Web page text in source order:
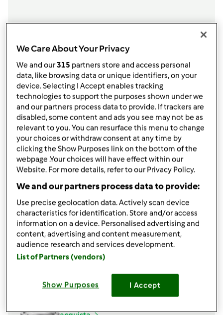
200g di farina di grano saraceno
120gdi farina di frumento,tipo 0
160gdi acqua
10gdi olio di oliva
Per il condimento e la cottura
200gdi formaggio Bitto,a tocchi
60gdi burro
4foglie di salvia
1cucchiainodi sale, + q.b.
250gdi patate,a dadini medi
300gdi verza,di cui 100g a striscioline
40gdi Grana Padano,grattugiato
Aggiungi alla lista della spesa
Accessori che ti serviranno
We Care About Your Privacy
We and our315 partners store and access personal
data, like browsing data or unique identifiers, on your
device. Selecting I Accept enables tracking
technologies to support the purposes shown under we
and our partners process data to provide. If trackers are
disabled, some content and ads you see may not be as
relevant to you. You can resurface this menu to change
your choices or withdraw consent at any time by
clicking the Show Purposes link on the bottom of the
webpage .Your choices will have effect within our
Website. For more details, refer to our Privacy Policy.
We and our partners process data to provide:
Use precise geolocation data. Actively scan device
characteristics for identification. Store and/or access
information on a device. Personalised advertising and
content, advertising and content measurement,
audience research and services development.
List of Partners (vendors)
Show Purposes I Accept